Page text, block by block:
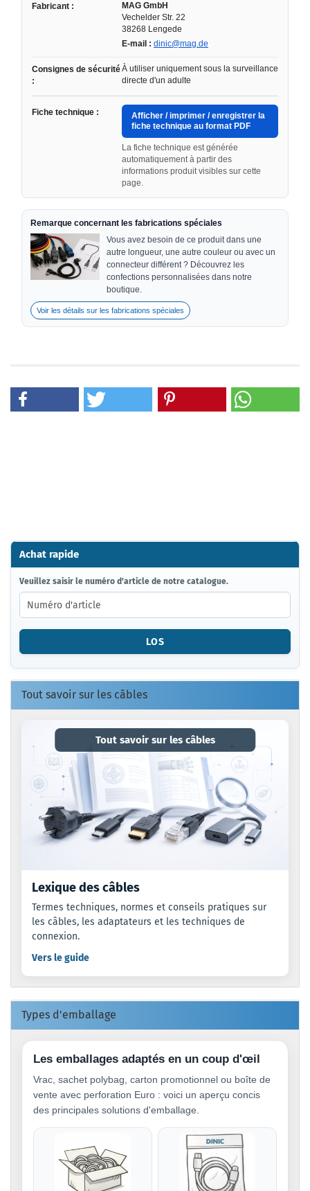
Fabricant :
MAG GmbH
Vechelder Str. 22
38268 Lengede
E-mail : dinic@mag.de
Consignes de sécurité
:
À utiliser uniquement sous la surveillance
directe d'un adulte
Fiche technique :
Afficher / imprimer / enregistrer la
fiche technique au format PDF
La fiche technique est générée
automatiquement à partir des
informations produit visibles sur cette
page.
Remarque concernant les fabrications spéciales
Vous avez besoin de ce produit dans une
autre longueur, une autre couleur ou avec un
connecteur différent ? Découvrez les
confections personnalisées dans notre
boutique.
Voir les détails sur les fabrications spéciales
Achat rapide
VEUILLEZ
SAISIR
LE
NUMÉRO
D'ARTICLE
NOTRE
CATALOGUE.
Veuillez saisir le numéro d'article de notre catalogue.
LOS
Tout savoir sur les câbles
Tout savoir sur les câbles
Lexique des câbles
Termes techniques, normes et conseils pratiques sur
les câbles, les adaptateurs et les techniques de
connexion.
Vers le guide
Types d'emballage
Les emballages adaptés en un coup d'œil
Vrac, sachet polybag, carton promotionnel ou boîte de
vente avec perforation Euro : voici un aperçu concis
des principales solutions d'emballage.